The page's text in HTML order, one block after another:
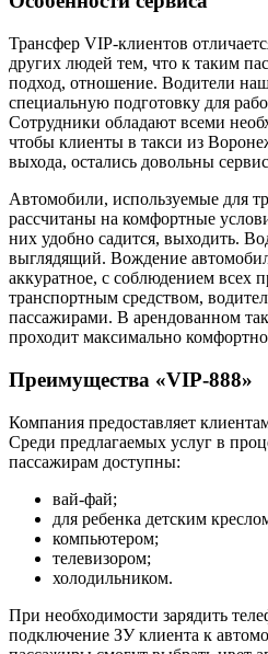
Трансфер VIP-клиентов
других людей тем, что к таким
подход, отношение. Водители
специальную подготовку для
Сотрудники обладают всеми
чтобы клиенты в такси из
выхода, остались довольны
Автомобили, используемые для
рассчитаны на комфортные
них удобно садится, выходить.
выглядящий. Вождение
аккуратное, с соблюдением всех
транспортным средством,
пассажирами. В арендованном
проходит максимально
Преимущества «VIP-888»
Компания предоставляет
Среди предлагаемых услуг в
пассажирам доступны:
вай-фай;
для ребенка детским
компьютером;
телевизором;
холодильником.
При необходимости зарядить
подключение ЗУ клиента к